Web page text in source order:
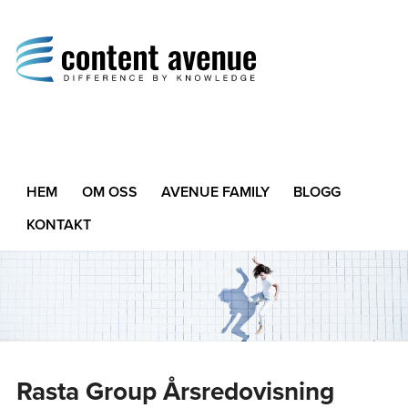
Difference by Knowledge
HEM OM OSS AVENUE FAMILY
BLOGG
KONTAKT
Rasta Group Årsredovisning